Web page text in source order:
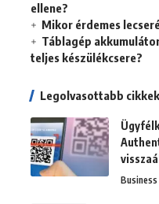
ellene?
Mikor érdemes
Táblagép
teljes készülékcsere?
Legolvasottabb cikkek
Business